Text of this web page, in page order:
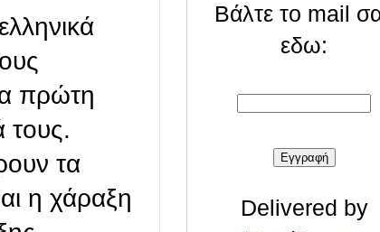
πρώτη
τους.
τα
η χάραξη
Βάλτε το mail
εδω:
Delivered by